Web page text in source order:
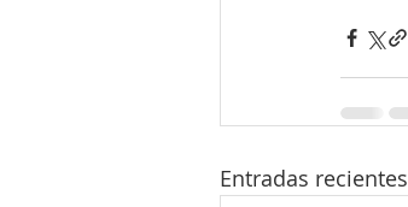
Entradas recientes